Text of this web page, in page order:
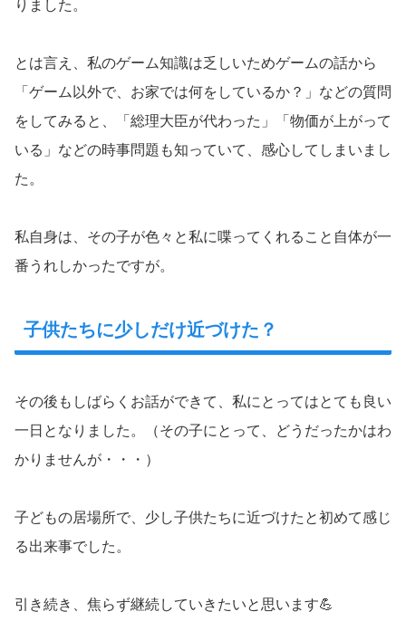
りました。
とは言え、私のゲーム知識は乏しいためゲームの話から
「ゲーム以外で、お家では何をしているか？」などの質問
をしてみると、「総理大臣が代わった」「物価が上がって
いる」などの時事問題も知っていて、感心してしまいまし
た。
私自身は、その子が色々と私に喋ってくれること自体が一
番うれしかったですが。
子供たちに少しだけ近づけた？
その後もしばらくお話ができて、私にとってはとても良い
一日となりました。（その子にとって、どうだったかはわ
かりませんが・・・）
子どもの居場所で、少し子供たちに近づけたと初めて感じ
る出来事でした。
引き続き、焦らず継続していきたいと思います💪